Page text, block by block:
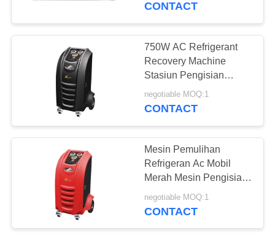
Unit Pemulihan AC
23
Mesin Pemulihan
Gas AC
CONTACT
750W AC Refrigerant
Recovery Machine
Stasiun Pengisian
Refrigeran Filter Kering
negotiable MOQ:1
CONTACT
Mesin Pemulihan
Refrigeran Ac Mobil
Merah Mesin Pengisian
Gas AC
negotiable MOQ:1
CONTACT